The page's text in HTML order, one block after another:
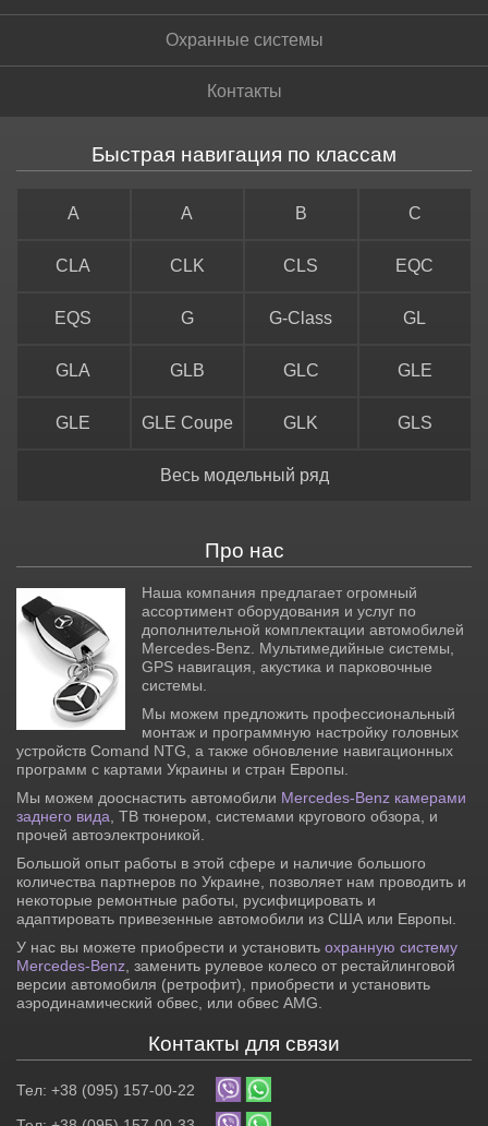
Охранные системы
Контакты
Быстрая навигация по классам
A A B C
CLA CLK CLS EQC
EQS G G-Class GL
GLA GLB GLC GLE
GLE GLE Coupe GLK GLS
Весь модельный ряд
Про нас
Наша компания предлагает огромный
ассортимент оборудования и услуг по
дополнительной комплектации автомобилей
Mercedes-Benz. Мультимедийные системы,
GPS навигация, акустика и парковочные
системы.
Мы можем предложить профессиональный
монтаж и программную настройку головных
устройств Comand NTG, а также обновление навигационных
программ с картами Украины и стран Европы.
Мы можем дооснастить автомобили Mercedes-Benz камерами
заднего вида , ТВ тюнером, системами кругового обзора, и
прочей автоэлектроникой.
Большой опыт работы в этой сфере и наличие большого
количества партнеров по Украине, позволяет нам проводить и
некоторые ремонтные работы, русифицировать и
адаптировать привезенные автомобили из США или Европы.
У нас вы можете приобрести и установить охранную систему
Mercedes-Benz , заменить рулевое колесо от рестайлинговой
версии автомобиля (ретрофит), приобрести и установить
аэродинамический обвес, или обвес AMG.
Контакты для связи
Тел: +38 (095) 157-00-22